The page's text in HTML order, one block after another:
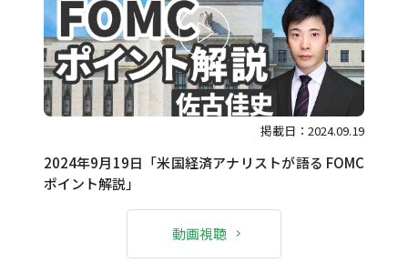
掲載日：2024.09.19
2024年9月19日「米国経済アナリストが語る FOMC
ポイント解説」
動画視聴